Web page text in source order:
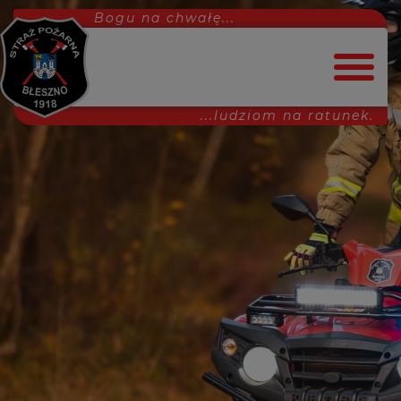
Bogu na chwałę...
Strona główna
Dołącz do nas!
Uroczystości
MDP
Projekty
Inne
...ludziom na ratunek.